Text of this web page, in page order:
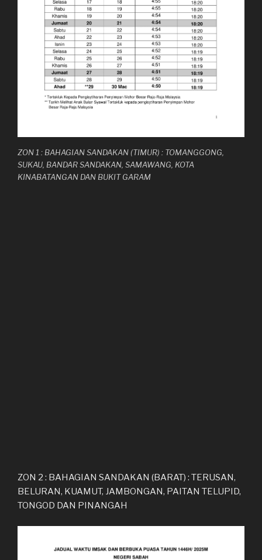
ZON 1 : BAHAGIAN SANDAKAN (TIMUR) : TOMANGGONG,
SUKAU, BANDAR SANDAKAN, SAMAWANG, KOTA
KINABATANGAN DAN BUKIT GARAM
ZON 2 : BAHAGIAN SANDAKAN (BARAT) : TERUSAN,
BELURAN, KUAMUT, JAMBONGAN, PAITAN TELUPID,
TONGOD DAN PINANGAH